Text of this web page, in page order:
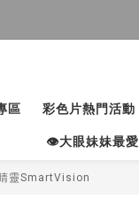
區 彩色片熱門活動
👁大眼妹妹最愛
靈SmartVision